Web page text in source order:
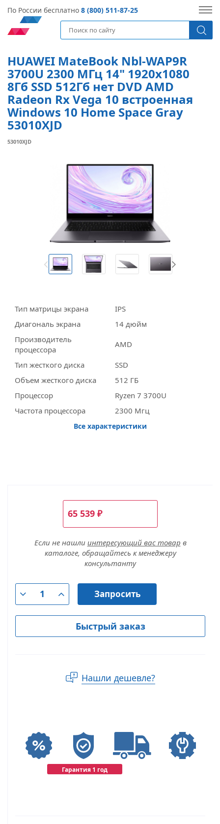
По России бесплатно 8 (800) 511-87-25
HUAWEI MateBook Nbl-WAP9R
3700U 2300 МГц 14" 1920x1080
8Гб SSD 512Гб нет DVD AMD
Radeon Rx Vega 10 встроенная
Windows 10 Home Space Gray
53010XJD
53010XJD
Тип матрицы экрана
IPS
Диагональ экрана
14 дюйм
Производитель
процессора
AMD
Тип жесткого диска
SSD
Объем жесткого диска
512 ГБ
Процессор
Ryzen 7 3700U
Частота процессора
2300 Мгц
Все характеристики
65 539 ₽
Если не нашли интересующий вас товар в
каталоге, обращайтесь к менеджеру
консультанту
Запросить
Быстрый заказ
Нашли дешевле?
Гарантия 1 год